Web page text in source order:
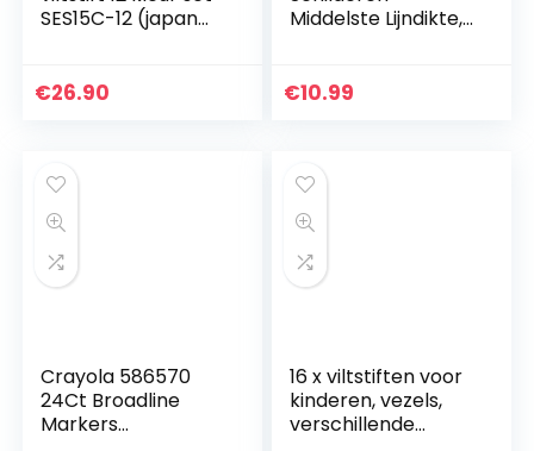
SES15C-12 (japan
€26.90
Middelste Lijndikte,
Permanente Acryl
€10.99
Crayola 586570
24Ct Broadline
Markers
16 x viltstiften voor
kinderen, vezels,
verschillende